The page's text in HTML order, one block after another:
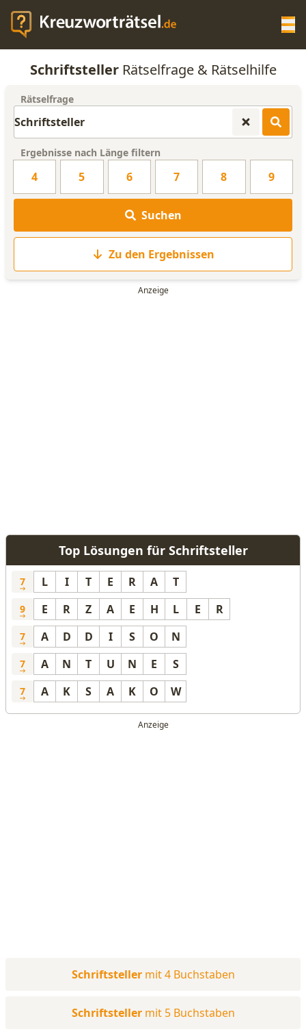
KREUZWORTRÄTSEL-HILFE
WORTLISTE
SchriftstellerRätselfrage & Rätselhilfe
Rätselfrage
Ergebnisse nach Länge filtern
4 5 6 7 8 9
Suchen
Zu den Ergebnissen
Top Lösungen für Schriftsteller
7 L I T E R A T
9 E R Z A E H L E R
7 A D D I S O N
7 A N T U N E S
7 A K S A K O W
Schriftsteller mit 4 Buchstaben
Schriftsteller mit 5 Buchstaben